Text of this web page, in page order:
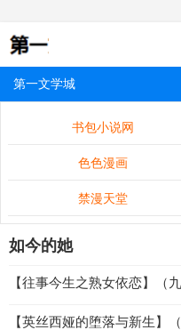
第一文学城
书包小说网
色色漫画
禁漫天堂
如今的她
【往事今生之熟女依恋】（
【英丝西娅的堕落与新生】（